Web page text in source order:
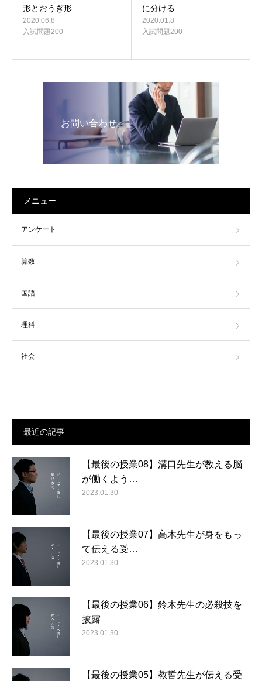
形とおうぎ形
2020.06.8
入試問題200
に分ける
2020.01.8
入試問題200
お問い合わせ
メニュー
アンケート
算数
国語
理科
社会
最近の記事
【最後の授業08】溝口先生が教える脳
が働くよう…
2023.01.30
【最後の授業07】高木先生が身をもっ
て伝える受…
2023.01.30
【最後の授業06】鈴木先生の必殺技を
披露
2023.01.30
【最後の授業05】教誓先生が伝える受